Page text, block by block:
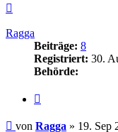
Ragga
Beiträge: 8
Registriert: 30.
Behörde:
Beitrag
von Ragga » 19. Sep